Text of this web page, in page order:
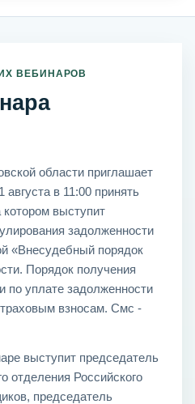
ВЕБИНАРОВ
области приглашает
августа в 11:00 принять
котором выступит
задолженности
«Внесудебный порядок
Порядок получения
по уплате задолженности
взносам. Смс -
выступит председатель
отделения Российского
председатель